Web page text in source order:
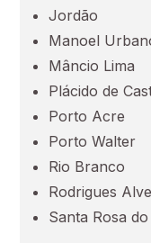
Mato
Jordão
Manoel
Mâncio Lima
Plácido de
Porto Acre
Porto Walter
Rio Branco
Rodrigues
Santa Rosa